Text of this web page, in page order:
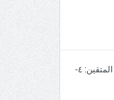
خطبة الجمعة: سمات المتقين: ٤-